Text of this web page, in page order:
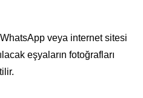
veya internet sitesi
eşyaların fotoğrafları